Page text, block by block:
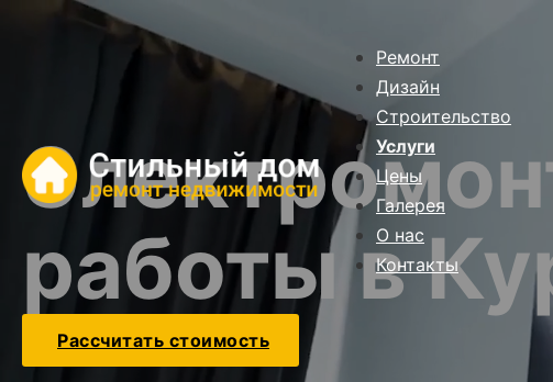
Ремонт
Дизайн
Строительство
Услуги
Цены
Галерея
О нас
Контакты
работы в
Рассчитать стоимость